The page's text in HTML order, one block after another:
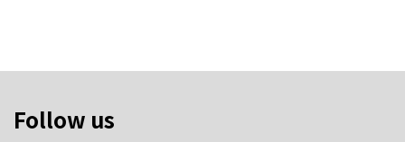
Follow us